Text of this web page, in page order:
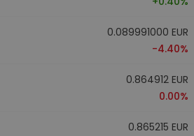
0.089991000 EUR
-4.40%
0.864912 EUR
0.00%
0.865215 EUR